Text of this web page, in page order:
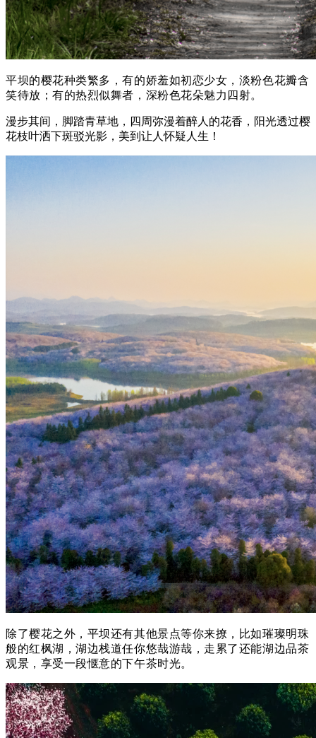
平坝的樱花种类繁多，有的娇羞如初恋少女，淡粉色花瓣含
笑待放；有的热烈似舞者，深粉色花朵魅力四射。
漫步其间，脚踏青草地，四周弥漫着醉人的花香，阳光透过樱
花枝叶洒下斑驳光影，美到让人怀疑人生！
除了樱花之外，平坝还有其他景点等你来撩，比如璀璨明珠
般的红枫湖，湖边栈道任你悠哉游哉，走累了还能湖边品茶
观景，享受一段惬意的下午茶时光。